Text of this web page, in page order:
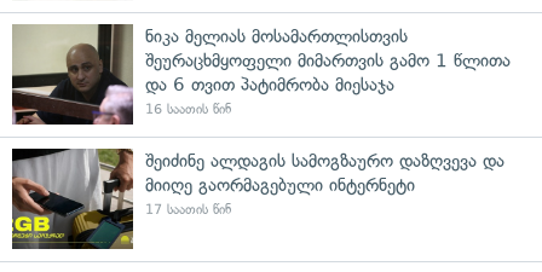
ნიკა მელიას მოსამართლისთვის
შეურაცხმყოფელი მიმართვის გამო 1 წლითა
და 6 თვით პატიმრობა მიესაჯა
16 საათის წინ
შეიძინე ალდაგის სამოგზაურო დაზღვევა და
მიიღე გაორმაგებული ინტერნეტი
17 საათის წინ